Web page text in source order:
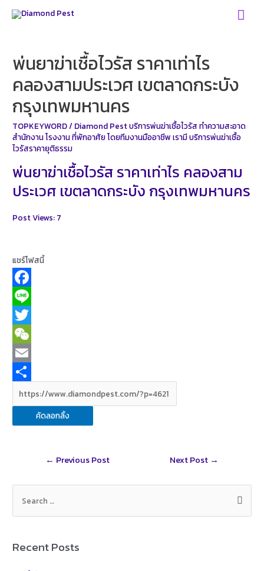
Skip
พ่นยาฆ่าเชื้อไวรัส ราคาเท่าไร
คลองสามประเวศ เขตลาดกระบัง
กรุงเทพมหานคร
TOPKEYWORD/ Diamond Pest บริการพ่นฆ่าเชื้อไวรัส ทำความสะอาด
สำนักงาน โรงงาน ที่พักอาศัย โดยทีมงานมืออาชีพ เรามี บริการพ่นฆ่าเชื้อ
ไวรัสราคายุติธรรม
พ่นยาฆ่าเชื้อไวรัส ราคาเท่าไร คลองสาม
ประเวศ เขตลาดกระบัง กรุงเทพมหานคร
Post Views: 7
แชร์โฟสนี้
F
a
c
e
b
o
k
L
n
e
T
w
t
e
W
e
h
a
E
m
a
i
h
a
คัดลอกลิ้ง
← Previous Post Next Post →
Recent Posts